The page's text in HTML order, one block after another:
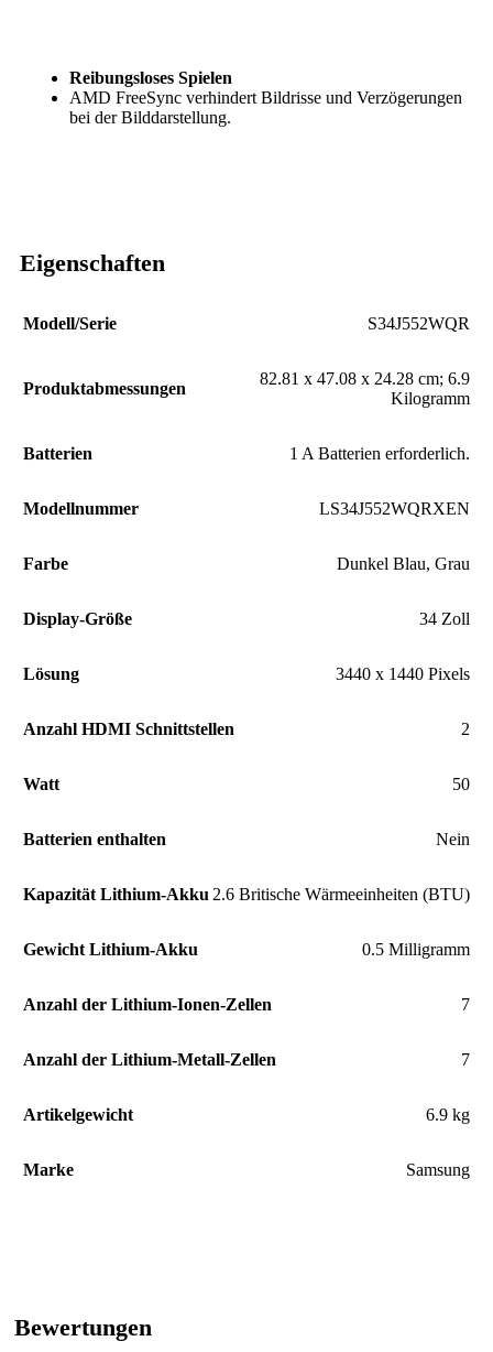
Reibungsloses Spielen
AMD FreeSync verhindert Bildrisse und Verzögerungen
bei der Bilddarstellung.
Eigenschaften
Modell/Serie ‎S34J552WQR
Produktabmessungen
‎82.81 x 47.08 x 24.28 cm; 6.9
Kilogramm
Batterien ‎1 A Batterien erforderlich.
Modellnummer ‎LS34J552WQRXEN
Farbe ‎Dunkel Blau, Grau
Display-Größe ‎34 Zoll
Lösung ‎3440 x 1440 Pixels
Anzahl HDMI Schnittstellen ‎2
Watt ‎50
Batterien enthalten ‎Nein
Kapazität Lithium-Akku ‎2.6 Britische Wärmeeinheiten (BTU)
Gewicht Lithium-Akku ‎0.5 Milligramm
Anzahl der Lithium-Ionen-Zellen ‎7
Anzahl der Lithium-Metall-Zellen ‎7
Artikelgewicht ‎6.9 kg
Marke Samsung
Bewertungen